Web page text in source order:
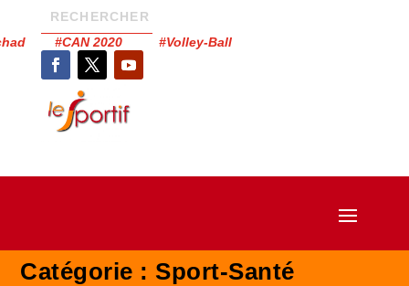
#CAN 2020 #Volley-Ball
Catégorie : Sport-Santé